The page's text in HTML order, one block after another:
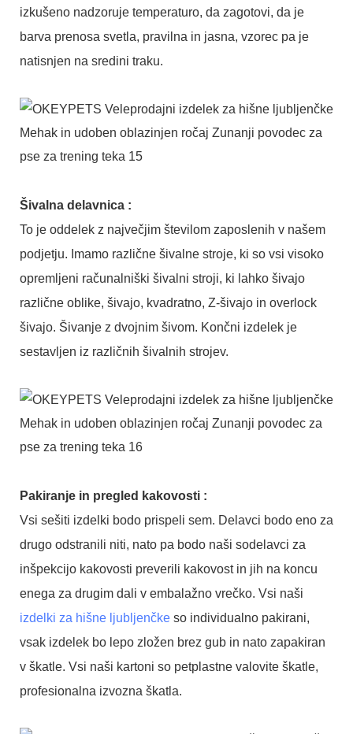
izkušeno nadzoruje temperaturo, da zagotovi, da je
barva prenosa svetla, pravilna in jasna, vzorec pa je
natisnjen na sredini traku.
Šivalna delavnica :
To je oddelek z največjim številom zaposlenih v našem
podjetju. Imamo različne šivalne stroje, ki so vsi visoko
opremljeni računalniški šivalni stroji, ki lahko šivajo
različne oblike, šivajo, kvadratno, Z-šivajo in overlock
šivajo. Šivanje z dvojnim šivom. Končni izdelek je
sestavljen iz različnih šivalnih strojev.
Pakiranje in pregled kakovosti :
Vsi sešiti izdelki bodo prispeli sem. Delavci bodo eno za
drugo odstranili niti, nato pa bodo naši sodelavci za
inšpekcijo kakovosti preverili kakovost in jih na koncu
enega za drugim dali v embalažno vrečko. Vsi naši
izdelki za hišne ljubljenčke so individualno pakirani,
vsak izdelek bo lepo zložen brez gub in nato zapakiran
v škatle. Vsi naši kartoni so petplastne valovite škatle,
profesionalna izvozna škatla.